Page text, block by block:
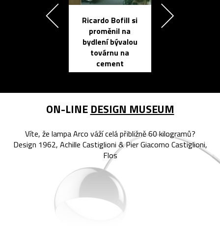
Ricardo Bofill si
proměnil na
bydlení bývalou
továrnu na
cement
ON-LINE DESIGN MUSEUM
Víte, že lampa Arco váží celá přibližně 60 kilogramů?
Design 1962, Achille Castiglioni & Pier Giacomo Castiglioni,
Flos